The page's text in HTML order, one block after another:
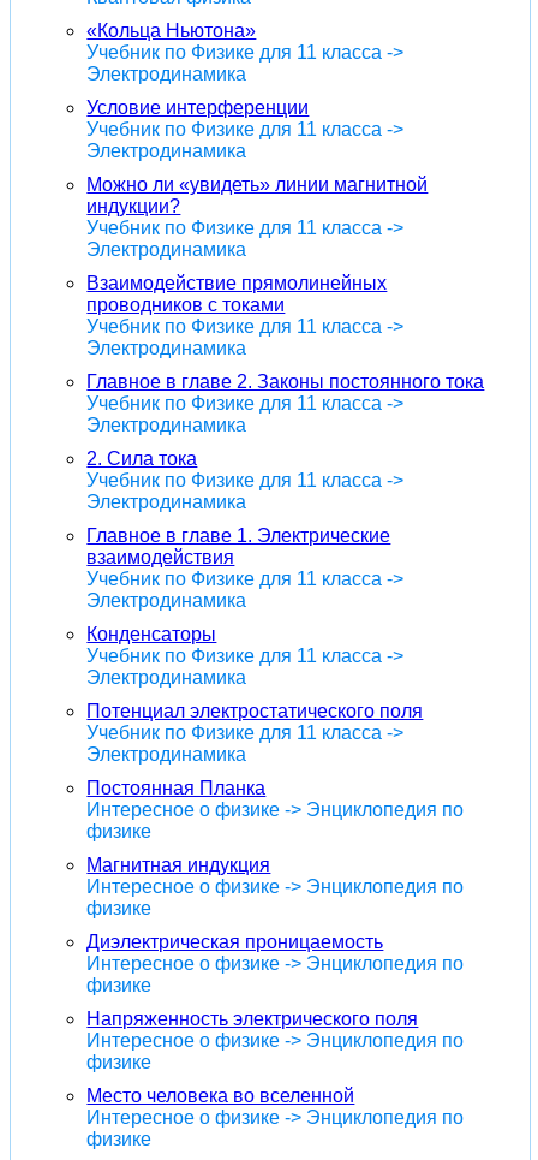
«Кольца Ньютона»
Учебник по Физике для 11 класса ->
Электродинамика
Условие интерференции
Учебник по Физике для 11 класса ->
Электродинамика
Можно ли «увидеть» линии магнитной
индукции?
Учебник по Физике для 11 класса ->
Электродинамика
Взаимодействие прямолинейных
проводников с токами
Учебник по Физике для 11 класса ->
Электродинамика
Главное в главе 2. Законы постоянного тока
Учебник по Физике для 11 класса ->
Электродинамика
2. Сила тока
Учебник по Физике для 11 класса ->
Электродинамика
Главное в главе 1. Электрические
взаимодействия
Учебник по Физике для 11 класса ->
Электродинамика
Конденсаторы
Учебник по Физике для 11 класса ->
Электродинамика
Потенциал электростатического поля
Учебник по Физике для 11 класса ->
Электродинамика
Постоянная Планка
Интересное о физике -> Энциклопедия по
физике
Магнитная индукция
Интересное о физике -> Энциклопедия по
физике
Диэлектрическая проницаемость
Интересное о физике -> Энциклопедия по
физике
Напряженность электрического поля
Интересное о физике -> Энциклопедия по
физике
Место человека во вселенной
Интересное о физике -> Энциклопедия по
физике